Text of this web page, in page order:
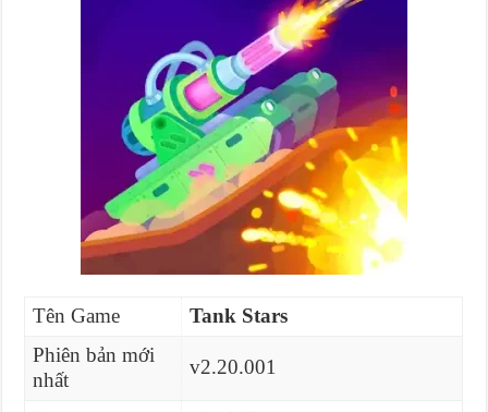
Tên Game
Tank Stars
Phiên bản mới
nhất
v2.20.001